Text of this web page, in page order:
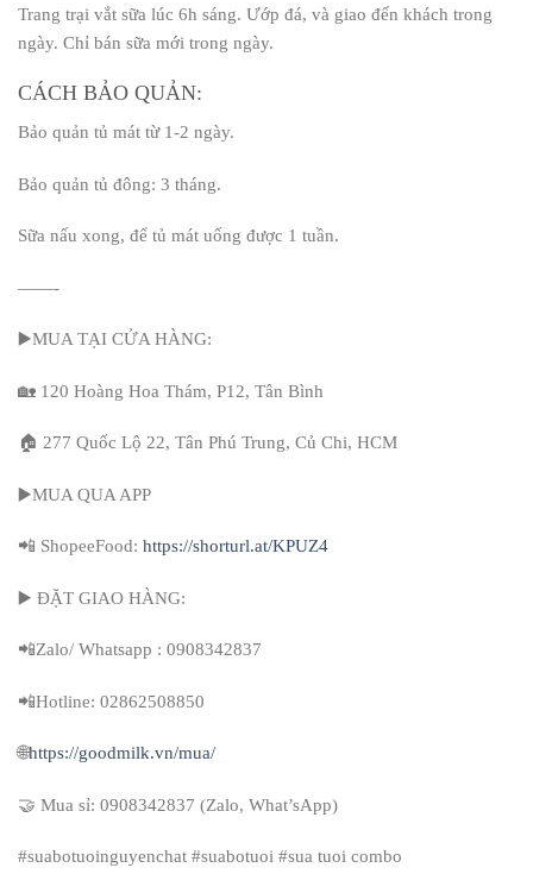
Trang trại vắt sữa lúc 6h sáng. Ướp đá, và giao đến khách trong
ngày. Chỉ bán sữa mới trong ngày.
CÁCH BẢO QUẢN:
Bảo quản tủ mát từ 1-2 ngày.
Bảo quản tủ đông: 3 tháng.
Sữa nấu xong, để tủ mát uống được 1 tuần.
——-
▶️MUA TẠI CỬA HÀNG:
🏡 120 Hoàng Hoa Thám, P12, Tân Bình
🏠 277 Quốc Lộ 22, Tân Phú Trung, Củ Chi, HCM
▶️MUA QUA APP
📲 ShopeeFood: https://shorturl.at/KPUZ4
▶️ ĐẶT GIAO HÀNG:
📲Zalo/ Whatsapp : 0908342837
📲Hotline: 02862508850
🌐https://goodmilk.vn/mua/
🤝 Mua sỉ: 0908342837 (Zalo, What’sApp)
#suabotuoinguyenchat #suabotuoi #sua tuoi combo